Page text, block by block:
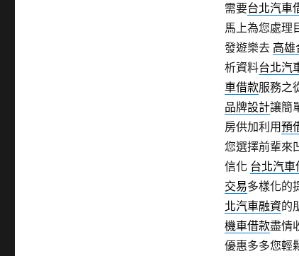
需要台北汽車
馬上為您處理
發遊樂去 高雄
析資料台北汽
車借款服務之
品牌設計讓簡
房供加利用預
您選擇前輩來
信化 台北汽
交易多樣化的
北汽車融資的
機車借款盡情
優惠多多您輕